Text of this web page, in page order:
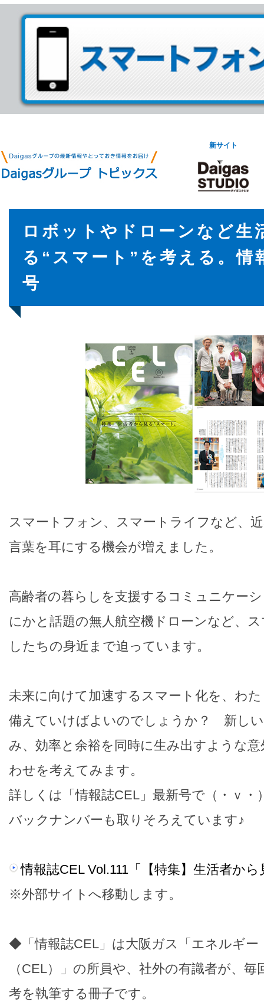
新サイト
ロボットやドローンなど生
る“スマート”を考える。情
号
スマートフォン、スマートライフなど、
言葉を耳にする機会が増えました。
高齢者の暮らしを支援するコミュニケー
にかと話題の無人航空機ドローンなど、
したちの身近まで迫っています。
未来に向けて加速するスマート化を、わ
備えていけばよいのでしょうか？ 新し
み、効率と余裕を同時に生み出すような
わせを考えてみます。
詳しくは「情報誌CEL」最新号で（・ｖ・
バックナンバーも取りそろえています♪
情報誌CEL Vol.111「【特集】生活者か
※外部サイトへ移動します。
◆「情報誌CEL」は大阪ガス「エネルギー
（CEL）」の所員や、社外の有識者が、
考を執筆する冊子です。